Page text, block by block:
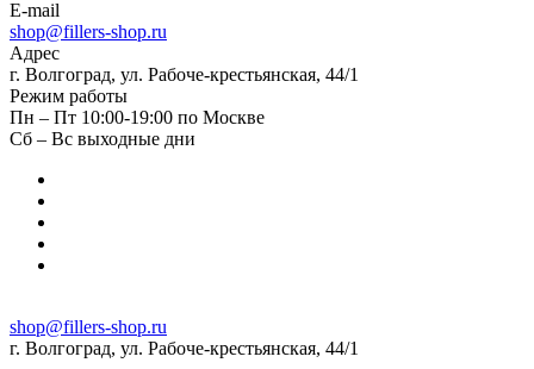
E-mail
shop@fillers-shop.ru
Адрес
г. Волгоград, ул. Рабоче-крестьянская, 44/1
Режим работы
Пн – Пт 10:00-19:00 по Москве
Сб – Вс выходные дни
shop@fillers-shop.ru
г. Волгоград, ул. Рабоче-крестьянская, 44/1